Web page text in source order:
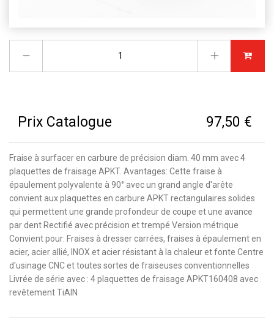
Prix Catalogue 97,50 €
Fraise à surfacer en carbure de précision diam. 40 mm avec 4
plaquettes de fraisage APKT. Avantages: Cette fraise à
épaulement polyvalente à 90° avec un grand angle d'arête
convient aux plaquettes en carbure APKT rectangulaires solides
qui permettent une grande profondeur de coupe et une avance
par dent Rectifié avec précision et trempé Version métrique
Convient pour: Fraises à dresser carrées, fraises à épaulement en
acier, acier allié, INOX et acier résistant à la chaleur et fonte Centre
d'usinage CNC et toutes sortes de fraiseuses conventionnelles
Livrée de série avec : 4 plaquettes de fraisage APKT160408 avec
revêtement TiAlN